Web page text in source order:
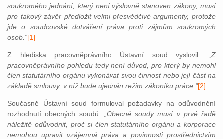
soukromého jednání, který není výslovně stanoven zákony, musí
pro takový závěr předložit velmi přesvědčivé argumenty, protože
jde o soudcovské dotváření práva proti zájmům soukromých
osob.“[1]
Z hlediska pracovněprávního Ústavní soud vyslovil:
„Z
pracovněprávního pohledu tedy není důvod, pro který by nemohl
člen statutárního orgánu vykonávat svou činnost nebo její část na
základě smlouvy, v níž bude ujednán režim zákoníku práce.“[2]
Současně Ústavní soud formuloval požadavky na odůvodnění
rozhodnutí obecných soudů:
„Obecné soudy musí v prvé řadě
náležitě odůvodnit, proč si člen statutárního orgánu a korporace
nemohou upravit vzájemná práva a povinnosti prostřednictvím